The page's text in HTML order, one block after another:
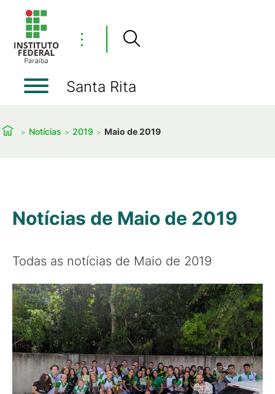
⋮
Santa Rita
Notícias 2019 Maio de 2019
Notícias de Maio de 2019
Todas as notícias de Maio de 2019